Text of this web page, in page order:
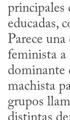
principales
educadas,
Parece una
feminista
dominante
machista
grupos